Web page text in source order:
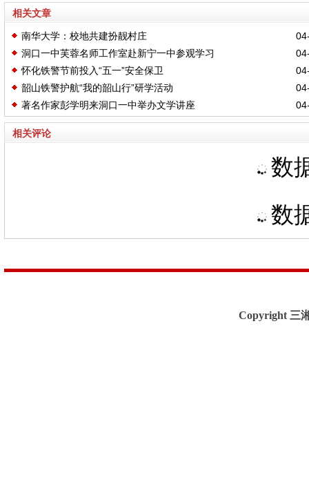
相关文章
南华大学：校地共建扮靓村庄
洞口一中芙蓉名师工作室赴新宁一中参观学习
怀化铁警节前投入“五一”安全保卫
韶山铁警护航“我的韶山行”研学活动
著名作家彭学明来洞口一中举办文学讲座
相关评论
数
数
Copyright 三